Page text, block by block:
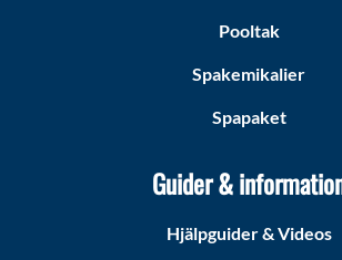
Pooltak
Spakemikalier
Spapaket
Guider &
Hjälpguider & Videos